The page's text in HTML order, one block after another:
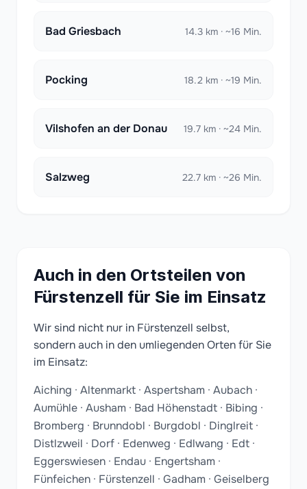
Bad Griesbach 14.3 km · ~16 Min.
Pocking 18.2 km · ~19 Min.
Vilshofen an der Donau 19.7 km · ~24 Min.
Salzweg 22.7 km · ~26 Min.
Auch in den Ortsteilen von
Fürstenzell für Sie im Einsatz
Wir sind nicht nur in Fürstenzell selbst,
sondern auch in den umliegenden Orten für Sie
im Einsatz:
Aiching · Altenmarkt · Aspertsham · Aubach ·
Aumühle · Ausham · Bad Höhenstadt · Bibing ·
Bromberg · Brunndobl · Burgdobl · Dinglreit ·
Distlzweil · Dorf · Edenweg · Edlwang · Edt ·
Eggerswiesen · Endau · Engertsham ·
Fünfeichen · Fürstenzell · Gadham · Geiselberg